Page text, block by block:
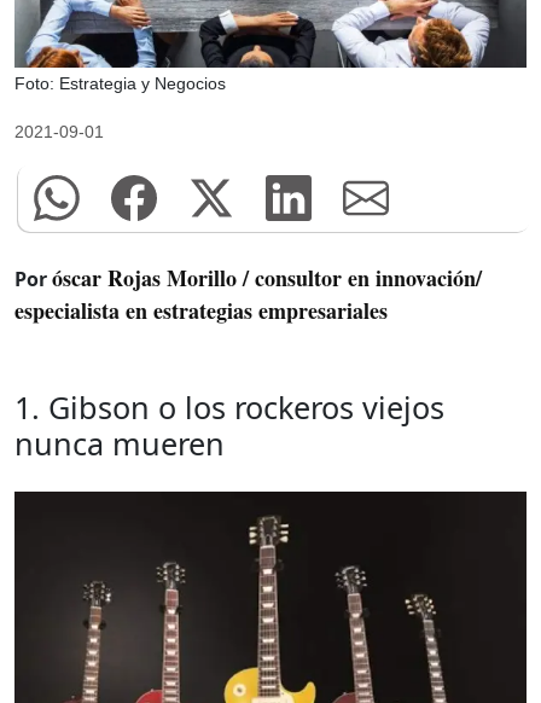
Foto: Estrategia y Negocios
2021-09-01
Poróscar Rojas Morillo / consultor en innovación/
especialista en estrategias empresariales
1. Gibson o los rockeros viejos
nunca mueren